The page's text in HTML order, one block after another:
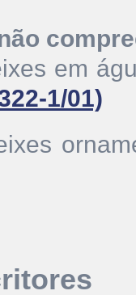
em
1/01)